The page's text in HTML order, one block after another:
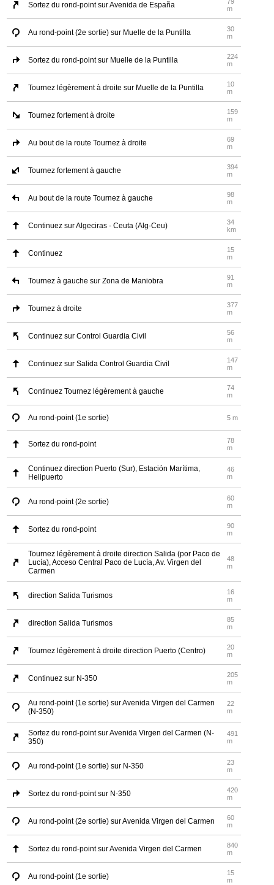
Sortez du rond-point sur Avenida de España
m
Au rond-point (2e sortie) sur Muelle de la Puntilla
30
m
Sortez du rond-point sur Muelle de la Puntilla
224
m
Tournez légèrement à droite sur Muelle de la Puntilla
10
m
Tournez fortement à droite
159
m
Au bout de la route Tournez à droite
69
m
Tournez fortement à gauche
394
m
Au bout de la route Tournez à gauche
98
m
Continuez sur Algeciras - Ceuta (Alg-Ceu)
34
km
Continuez
15
m
Tournez à gauche sur Zona de Maniobra
91
m
Tournez à droite
377
m
Continuez sur Control Guardia Civil
56
m
Continuez sur Salida Control Guardia Civil
147
m
Continuez Tournez légèrement à gauche
74
m
Au rond-point (1e sortie) 5 m
Sortez du rond-point
78
m
Continuez direction Puerto (Sur), Estación Marítima,
Helipuerto
46
m
Au rond-point (2e sortie)
60
m
Sortez du rond-point
90
m
Tournez légèrement à droite direction Salida (por Paco de
Lucía), Acceso Central Paco de Lucía, Av. Virgen del
Carmen
48
m
direction Salida Turismos
16
m
direction Salida Turismos
85
m
Tournez légèrement à droite direction Puerto (Centro)
20
m
Continuez sur N-350
205
m
Au rond-point (1e sortie) sur Avenida Virgen del Carmen
(N-350)
22
m
Sortez du rond-point sur Avenida Virgen del Carmen (N-
350)
491
m
Au rond-point (1e sortie) sur N-350
23
m
Sortez du rond-point sur N-350
420
m
Au rond-point (2e sortie) sur Avenida Virgen del Carmen
60
m
Sortez du rond-point sur Avenida Virgen del Carmen
840
m
Au rond-point (1e sortie)
15
m